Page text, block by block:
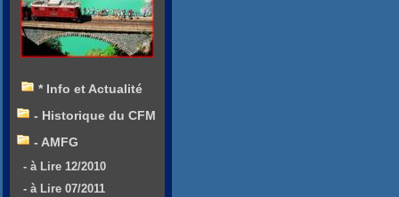
* Info et Actualité
- Historique du CFM
- AMFG
- à Lire 12/2010
- à Lire 07/2011